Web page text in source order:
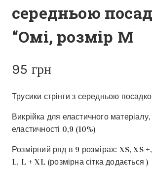
середньою
“Омі, розмір M
95 грн
Трусики стрінги з середньою
Викрійка для еластичного матеріалу,
еластичності 0,9 (10%)
Розмірний ряд в 9 розмірах: XS, XS
L, L + XL (розмірна сітка додається )